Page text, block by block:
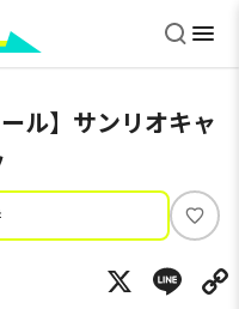
ル】サンリオキャ
い
ね
X